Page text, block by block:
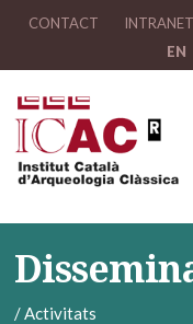
CONTACT INTRANET
EN
/Activitats